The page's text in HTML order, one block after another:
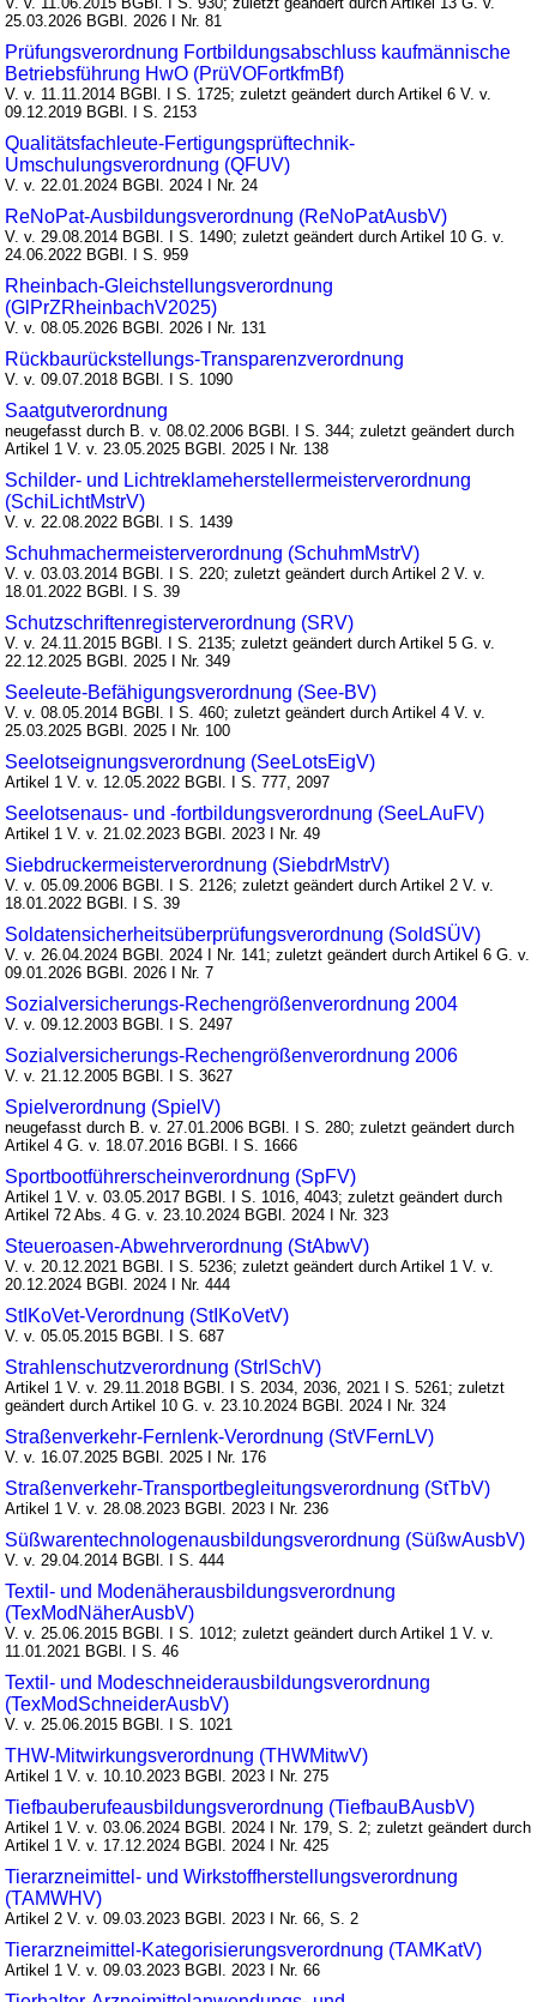
25.03.2026 BGBl. 2026 I Nr. 81
Prüfungsverordnung Fortbildungsabschluss kaufmännische
Betriebsführung HwO (PrüVOFortkfmBf)
V. v. 11.11.2014 BGBl. I S. 1725; zuletzt geändert durch Artikel 6 V. v.
09.12.2019 BGBl. I S. 2153
Qualitätsfachleute-Fertigungsprüftechnik-
Umschulungsverordnung (QFUV)
V. v. 22.01.2024 BGBl. 2024 I Nr. 24
ReNoPat-Ausbildungsverordnung (ReNoPatAusbV)
V. v. 29.08.2014 BGBl. I S. 1490; zuletzt geändert durch Artikel 10 G. v.
24.06.2022 BGBl. I S. 959
Rheinbach-Gleichstellungsverordnung
(GlPrZRheinbachV2025)
V. v. 08.05.2026 BGBl. 2026 I Nr. 131
Rückbaurückstellungs-Transparenzverordnung
V. v. 09.07.2018 BGBl. I S. 1090
Saatgutverordnung
neugefasst durch B. v. 08.02.2006 BGBl. I S. 344; zuletzt geändert durch
Artikel 1 V. v. 23.05.2025 BGBl. 2025 I Nr. 138
Schilder- und Lichtreklameherstellermeisterverordnung
(SchiLichtMstrV)
V. v. 22.08.2022 BGBl. I S. 1439
Schuhmachermeisterverordnung (SchuhmMstrV)
V. v. 03.03.2014 BGBl. I S. 220; zuletzt geändert durch Artikel 2 V. v.
18.01.2022 BGBl. I S. 39
Schutzschriftenregisterverordnung (SRV)
V. v. 24.11.2015 BGBl. I S. 2135; zuletzt geändert durch Artikel 5 G. v.
22.12.2025 BGBl. 2025 I Nr. 349
Seeleute-Befähigungsverordnung (See-BV)
V. v. 08.05.2014 BGBl. I S. 460; zuletzt geändert durch Artikel 4 V. v.
25.03.2025 BGBl. 2025 I Nr. 100
Seelotseignungsverordnung (SeeLotsEigV)
Artikel 1 V. v. 12.05.2022 BGBl. I S. 777, 2097
Seelotsenaus- und -fortbildungsverordnung (SeeLAuFV)
Artikel 1 V. v. 21.02.2023 BGBl. 2023 I Nr. 49
Siebdruckermeisterverordnung (SiebdrMstrV)
V. v. 05.09.2006 BGBl. I S. 2126; zuletzt geändert durch Artikel 2 V. v.
18.01.2022 BGBl. I S. 39
Soldatensicherheitsüberprüfungsverordnung (SoldSÜV)
V. v. 26.04.2024 BGBl. 2024 I Nr. 141; zuletzt geändert durch Artikel 6 G. v.
09.01.2026 BGBl. 2026 I Nr. 7
Sozialversicherungs-Rechengrößenverordnung 2004
V. v. 09.12.2003 BGBl. I S. 2497
Sozialversicherungs-Rechengrößenverordnung 2006
V. v. 21.12.2005 BGBl. I S. 3627
Spielverordnung (SpielV)
neugefasst durch B. v. 27.01.2006 BGBl. I S. 280; zuletzt geändert durch
Artikel 4 G. v. 18.07.2016 BGBl. I S. 1666
Sportbootführerscheinverordnung (SpFV)
Artikel 1 V. v. 03.05.2017 BGBl. I S. 1016, 4043; zuletzt geändert durch
Artikel 72 Abs. 4 G. v. 23.10.2024 BGBl. 2024 I Nr. 323
Steueroasen-Abwehrverordnung (StAbwV)
V. v. 20.12.2021 BGBl. I S. 5236; zuletzt geändert durch Artikel 1 V. v.
20.12.2024 BGBl. 2024 I Nr. 444
StIKoVet-Verordnung (StIKoVetV)
V. v. 05.05.2015 BGBl. I S. 687
Strahlenschutzverordnung (StrlSchV)
Artikel 1 V. v. 29.11.2018 BGBl. I S. 2034, 2036, 2021 I S. 5261; zuletzt
geändert durch Artikel 10 G. v. 23.10.2024 BGBl. 2024 I Nr. 324
Straßenverkehr-Fernlenk-Verordnung (StVFernLV)
V. v. 16.07.2025 BGBl. 2025 I Nr. 176
Straßenverkehr-Transportbegleitungsverordnung (StTbV)
Artikel 1 V. v. 28.08.2023 BGBl. 2023 I Nr. 236
Süßwarentechnologenausbildungsverordnung (SüßwAusbV)
V. v. 29.04.2014 BGBl. I S. 444
Textil- und Modenäherausbildungsverordnung
(TexModNäherAusbV)
V. v. 25.06.2015 BGBl. I S. 1012; zuletzt geändert durch Artikel 1 V. v.
11.01.2021 BGBl. I S. 46
Textil- und Modeschneiderausbildungsverordnung
(TexModSchneiderAusbV)
V. v. 25.06.2015 BGBl. I S. 1021
THW-Mitwirkungsverordnung (THWMitwV)
Artikel 1 V. v. 10.10.2023 BGBl. 2023 I Nr. 275
Tiefbauberufeausbildungsverordnung (TiefbauBAusbV)
Artikel 1 V. v. 03.06.2024 BGBl. 2024 I Nr. 179, S. 2; zuletzt geändert durch
Artikel 1 V. v. 17.12.2024 BGBl. 2024 I Nr. 425
Tierarzneimittel- und Wirkstoffherstellungsverordnung
(TAMWHV)
Artikel 2 V. v. 09.03.2023 BGBl. 2023 I Nr. 66, S. 2
Tierarzneimittel-Kategorisierungsverordnung (TAMKatV)
Artikel 1 V. v. 09.03.2023 BGBl. 2023 I Nr. 66